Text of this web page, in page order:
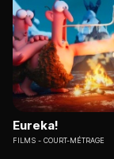
Eureka!
FILMS COURT-MÉTRAGE